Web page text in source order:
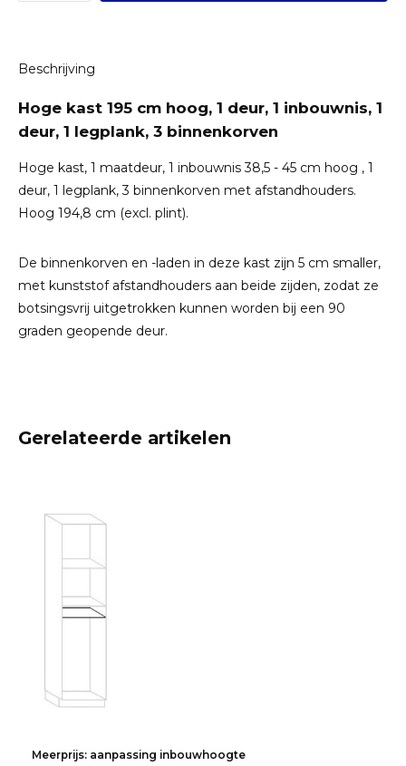
Beschrijving
Hoge kast 195 cm hoog, 1 deur, 1 inbouwnis, 1
deur, 1 legplank, 3 binnenkorven
Hoge kast, 1 maatdeur, 1 inbouwnis 38,5 - 45 cm hoog , 1
deur, 1 legplank, 3 binnenkorven met afstandhouders.
Hoog 194,8 cm (excl. plint).
De binnenkorven en -laden in deze kast zijn 5 cm smaller,
met kunststof afstandhouders aan beide zijden, zodat ze
botsingsvrij uitgetrokken kunnen worden bij een 90
graden geopende deur.
Gerelateerde artikelen
Meerprijs: aanpassing inbouwhoogte